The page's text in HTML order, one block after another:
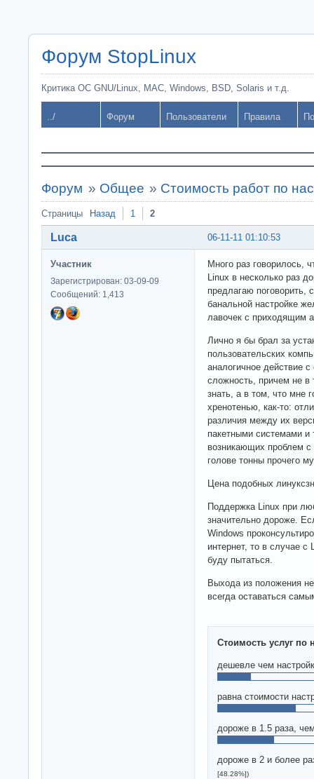
Форум StopLinux
Критика ОС GNU/Linux, MAC, Windows, BSD, Solaris и т.д.
../ Форум Пользователи Правила
Форум » Общее » Стоимость работ по
Страницы Назад 1 2
06-11-11 01:10:53
Luca
Участник
Зарегистрирован: 03-09-09
Сообщений: 1,413
Много раз говорилось,
Linux в несколько раз
предлагаю поговорить,
банальной настройке
лавочек с приходящим
Лично я бы брал за
пользовательских
аналогичное действие
сложность, причем не
знать, а в том, что мне
хренотенью, как-то:
различия между их
пакетными системами и
возникающих проблем
голове тонны прочего
Цена подобных
Поддержка Linux при
значительно дороже.
Windows
интернет, то в случае
буду пытаться.
Выхода из положения
всегда оставаться
Стоимость услуг по
дешевле чем
равна стоимости
дороже в 1.5 раза,
дороже в 2 и более
[48.28%])